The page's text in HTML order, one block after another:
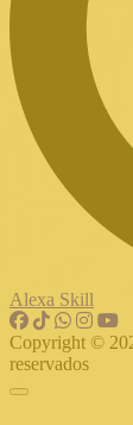
Alexa Skill
Copyright ©
reservados